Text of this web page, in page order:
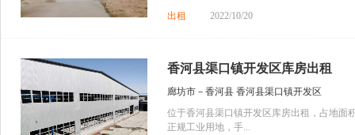
出租 2022/10/20
香河县渠口镇开发区库房出租
廊坊市－香河县 香河县渠口镇开发区
位于香河县渠口镇开发区库房出租，占地面
正规工业用地，手...